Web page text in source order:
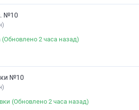
№10
(Обновлено 2 часа назад)
№10
(Обновлено 2 часа назад)